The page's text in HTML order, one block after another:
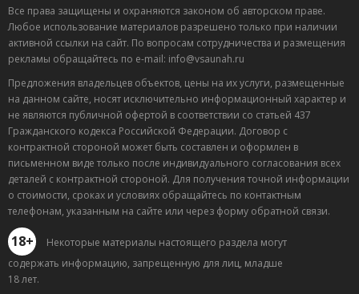
Все права защищены и охраняются законом об авторском праве.
Любое использование материалов разрешено только при наличии
активной ссылки на сайт. По вопросам сотрудничества и размещения
рекламы обращайтесь по e-mail: info@vsaunah.ru
Предложения владельцев объектов, цены на их услуги, размещенные
на данном сайте, носят исключительно информационный характер и
не являются публичной офертой в соответствии со статьей 437
Гражданского кодекса Российской Федерации. Договор с
контрактной стороной может быть составлен и оформлен в
письменном виде только после индивидуального согласования всех
деталей с контрактной стороной. Для получения точной информации
о стоимости, сроках и условиях обращайтесь по контактным
телефонам, указанным на сайте или через форму обратной связи.
18+
Некоторые материалы настоящего раздела могут
содержать информацию, запрещенную для лиц, младше
18 лет.